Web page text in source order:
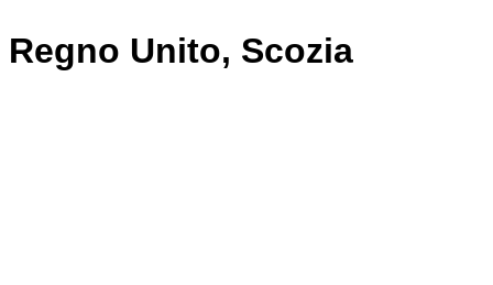
Regno Unito, Scozia